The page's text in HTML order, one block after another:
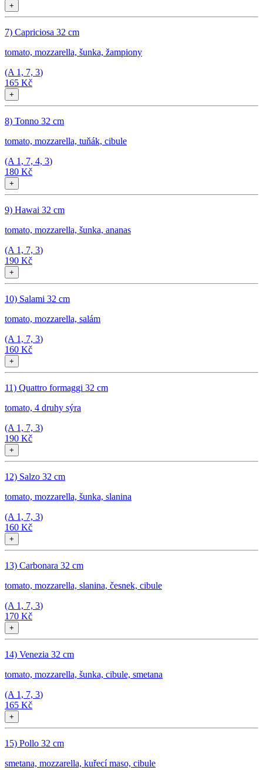
+
7) Capriciosa 32 cm
tomato, mozzarella, šunka, žampiony
(A 1, 7, 3)
165 Kč
+
8) Tonno 32 cm
tomato, mozzarella, tuňák, cibule
(A 1, 7, 4, 3)
180 Kč
+
9) Hawai 32 cm
tomato, mozzarella, šunka, ananas
(A 1, 7, 3)
190 Kč
+
10) Salami 32 cm
tomato, mozzarella, salám
(A 1, 7, 3)
160 Kč
+
11) Quattro formaggi 32 cm
tomato, 4 druhy sýra
(A 1, 7, 3)
190 Kč
+
12) Salzo 32 cm
tomato, mozzarella, šunka, slanina
(A 1, 7, 3)
160 Kč
+
13) Carbonara 32 cm
tomato, mozzarella, slanina, česnek, cibule
(A 1, 7, 3)
170 Kč
+
14) Venezia 32 cm
tomato, mozzarella, šunka, cibule, smetana
(A 1, 7, 3)
165 Kč
+
15) Pollo 32 cm
smetana, mozzarella, kuřecí maso, cibule